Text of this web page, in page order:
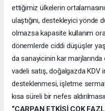
ettiğimiz ülkelerin
ulaştığını, destekleyici yönde
olmazsa kapasite kullanım
dönemlerde ciddi düşüşler
da sanayicinin kar
vadeli satış, doğalgazda
desteklenmesi, işletme
kısa süreli bir nefes
“ÇARPAN ETKİSİ ÇOK